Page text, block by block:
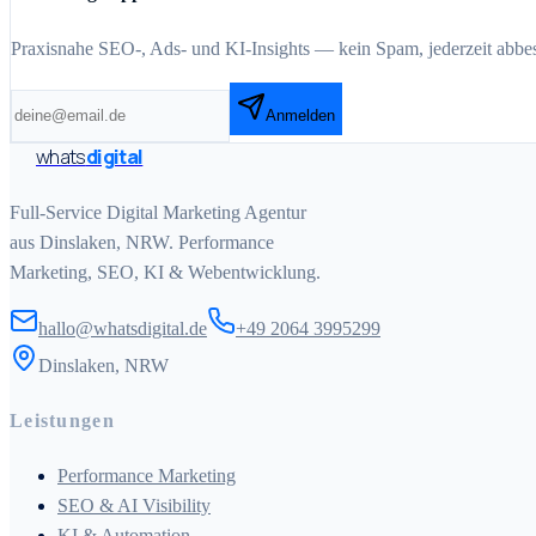
Praxisnahe SEO-, Ads- und KI-Insights — kein Spam, jederzeit
Anmelden
whatsdigital
Full-Service Digital Marketing Agentur
aus Dinslaken, NRW. Performance
Marketing, SEO, KI & Webentwicklung.
hallo@whatsdigital.de
+49 2064 3995299
Dinslaken, NRW
Leistungen
Performance Marketing
SEO & AI Visibility